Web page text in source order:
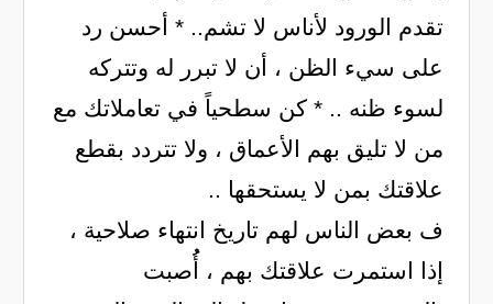
تقدم الورود لأناس لا تشم.. * أحسن رد
على سيء الظن ، أن لا تبرر له وتتركه
لسوء ظنه .. * كن سطحياً في تعاملاتك مع
من لا تليق بهم الأعماق ، ولا تتردد بقطع
علاقتك بمن لا يستحقها ..
ف بعض الناس لهم تاريخ انتهاء صلاحية ،
إذا استمرت علاقتك بهم ، أُُصبت